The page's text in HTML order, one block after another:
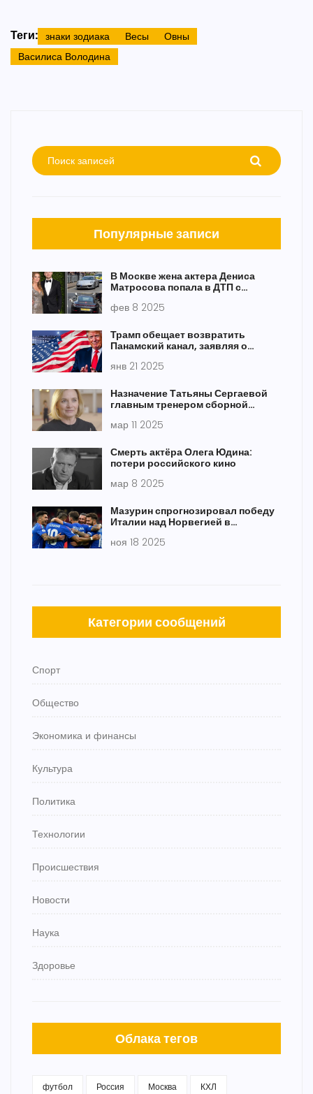
Теги: знаки зодиака Весы
Овны
Василиса Володина
Популярные записи
В Москве жена актера Дениса
Матросова попала в ДТП с
фев 8 2025
Трамп обещает возвратить
Панамский канал, заявляя о
интересов
янв 21 2025
Назначение Татьяны Сергаевой
главным тренером сборной
гимнастике
мар 11 2025
Смерть актёра Олега Юдина:
потери российского кино
мар 8 2025
Мазурин спрогнозировал победу
Италии над Норвегией в
ЧМ-2026
ноя 18 2025
Категории сообщений
Спорт
Общество
Экономика и финансы
Культура
Политика
Технологии
Происшествия
Новости
Наука
Здоровье
Облака тегов
футбол Россия Москва КХЛ